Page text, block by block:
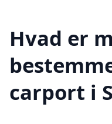
Hvad er
carport i